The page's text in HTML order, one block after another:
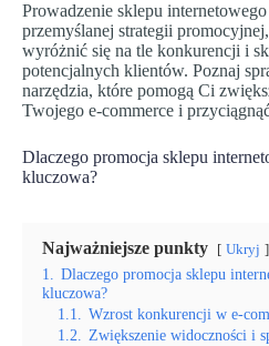
Prowadzenie sklepu
przemyślanej strategii
wyróżnić się na tle konkurencji i
potencjalnych klientów. Poznaj
narzędzia, które pomogą Ci
Twojego e-commerce i
Dlaczego promocja sklepu
kluczowa?
Najważniejsze punkty Ukryj
1. Dlaczego promocja sklepu
kluczowa?
1.1. Wzrost konkurencji w e-
1.2. Zwiększenie widoczności i